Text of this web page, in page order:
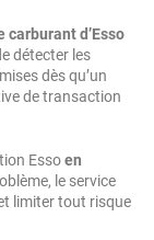
carburant d’Esso
détecter les
dès qu’un
de transaction
Essoen
le service
limiter tout risque